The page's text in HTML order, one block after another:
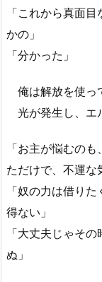
「これから真面
かの」
「分かった」
俺は解放を使っ
光が発生し、エ
「お主が悩むの
ただけで、不運な
「奴の力は借り
得ない」
「大丈夫じゃそ
ぬ」